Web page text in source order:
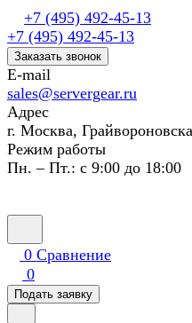
+7 (495) 492-45-13
+7 (495) 492-45-13
Заказать звонок
E-mail
sales@servergear.ru
Адрес
г. Москва,
Режим работы
Пн. – Пт.: с 9:00 до 18:00
0 Сравнение
0
Подать заявку